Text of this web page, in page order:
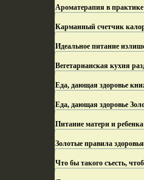
Ароматерапия в
Карманный счетчик
Идеальное питание
Вегетарианская кухня
Еда, дающая здоровье
Еда, дающая здоровье
Питание матери и
Золотые правила
Что бы такого съесть,